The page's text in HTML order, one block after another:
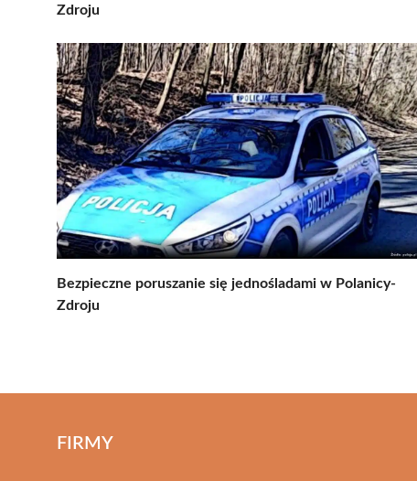
Zdroju
Bezpieczne poruszanie się jednośladami w Polanicy-
Zdroju
FIRMY